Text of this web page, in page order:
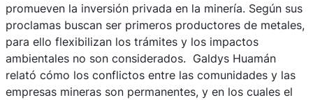
promueven la inversión privada en la minería. Según sus
proclamas buscan ser primeros productores de metales,
para ello flexibilizan los trámites y los impactos
ambientales no son considerados. Galdys Huamán
relató cómo los conflictos entre las comunidades y las
empresas mineras son permanentes, y en los cuales el